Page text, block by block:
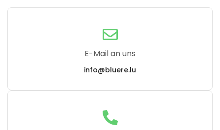
E-Mail an uns
info@bluere.lu